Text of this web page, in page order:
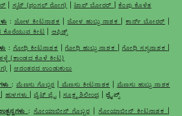
ಸ್ಮಟ್ (ಫಂಗಲ್ ರೋಗ) |ಟಾಪ್ ಬೋರರ್ ಕೆಂಪು ಕೊಳೆತ
: ಜೋಳ ಕೀಟನಾಶಕ |ಜೋಳ ಹುಬ್ಬು ನಾಶಕ |ಕಾರ್ನ್ ಬೋರರ್
ಕೊರೆಯುವ ಕೀಟ ಆಫಿಡ್ಸ್
: ಗೋಧಿ ಕೀಟನಾಶಕ |ಗೋಧಿ ಹುಬ್ಬು ನಾಶಕ |ಗೋಧಿ ಸಸ್ಯನಾಶಕ
(ಕಾಂಡದ ಕೊಳೆ ಕೀಟ)
|ಆನಂತರದ ಉಂಡುಕುಲು
: ಮೆಣಸು ಗೊಬ್ಬರ ಮೆಣಸು ಕೀಟನಾಶಕ
ಮೆಣಸು ಹುಬ್ಬು ನಾಶಕ
ಹುಳಗಳು |ವೈಟ್ ಫ್ಲೈ |ಸೂಕ್ಷ್ಮ ಶಿಲೀಂಧ್ರ | ಥ್ರೈಪ್ಸ್
: ಸೋಯಾಬೀನ್ ಗೊಬ್ಬರ |ಸೋಯಾಬೀನ್ ಕೀಟನಾಶಕ